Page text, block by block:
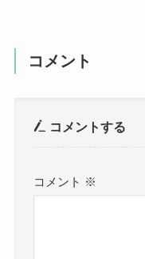
コメント
コメントする
コメント ※